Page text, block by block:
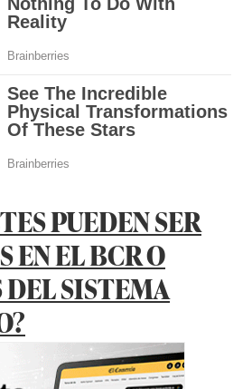
PUEDEN SER
EN EL BCR O
SISTEMA